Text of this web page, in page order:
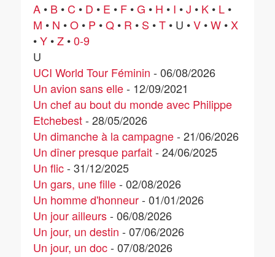
A • B • C • D • E • F •G • H • I •J • K • L •
M • N •O • P •Q • R • S •T • U •V •W • X
•Y •Z •0-9
U
UCI World Tour Féminin - 06/08/2026
Un avion sans elle- 12/09/2021
Un chef au bout du monde avec Philippe
Etchebest- 28/05/2026
Un dimanche à la campagne- 21/06/2026
Un dîner presque parfait- 24/06/2025
Un flic- 31/12/2025
Un gars, une fille- 02/08/2026
Un homme d'honneur- 01/01/2026
Un jour ailleurs- 06/08/2026
Un jour, un destin - 07/06/2026
Un jour, un doc- 07/08/2026